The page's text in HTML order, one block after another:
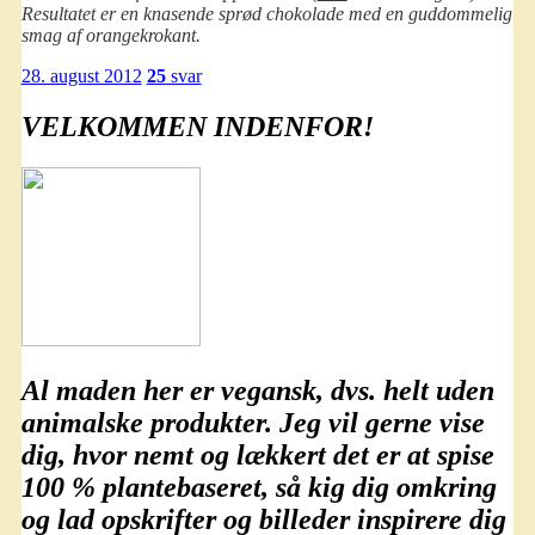
Resultatet er en knasende sprød chokolade med en guddommelig
smag af orangekrokant.
28. august 2012 25svar
VELKOMMEN INDENFOR!
Al maden her ervegansk, dvs. helt uden
animalske produkter. Jeg vil gerne vise
dig, hvor nemt og lækkert det er at spise
100 % plantebaseret, så kig dig omkring
og lad opskrifter og billeder inspirere dig